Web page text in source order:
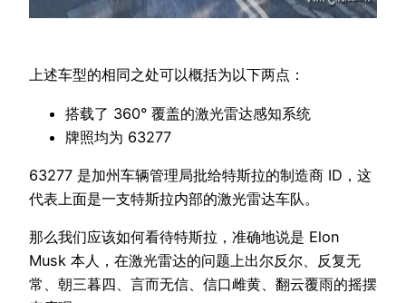
上述车型的相同之处可以概括为以下两点：
搭载了 360° 覆盖的激光雷达感知系统
牌照均为 63277
63277 是加州车辆管理局批给特斯拉的制造商 ID，这
代表上面是一支特斯拉内部的激光雷达车队。
那么我们应该如何看待特斯拉，准确地说是 Elon
Musk 本人，在激光雷达的问题上出尔反尔、反复无
常、朝三暮四、言而无信、信口雌黄、翻云覆雨的摇摆